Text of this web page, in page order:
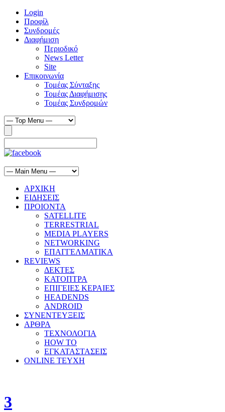
Login
Προφίλ
Συνδρομές
Διαφήμιση
Περιοδικό
News Letter
Site
Επικοινωνία
Τομέας Σύνταξης
Τομέας Διαφήμισης
Τομέας Συνδρομών
ΑΡΧΙΚΗ
ΕΙΔΗΣΕΙΣ
ΠΡΟΙΟΝΤΑ
SATELLITE
TERRESTRIAL
MEDIA PLAYERS
NETWORKING
ΕΠΑΓΓΕΛΜΑΤΙΚΑ
REVIEWS
ΔΕΚΤΕΣ
ΚΑΤΟΠΤΡΑ
ΕΠΙΓΕΙΕΣ ΚΕΡΑΙΕΣ
HEADENDS
ANDROID
ΣΥΝΕΝΤΕΥΞΕΙΣ
ΑΡΘΡΑ
ΤΕΧΝΟΛΟΓΙΑ
HOW TO
ΕΓΚΑΤΑΣΤΑΣΕΙΣ
ONLINE TEYXH
3